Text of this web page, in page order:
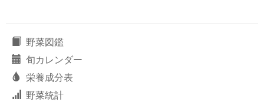
野菜図鑑
旬カレンダー
栄養成分表
野菜統計